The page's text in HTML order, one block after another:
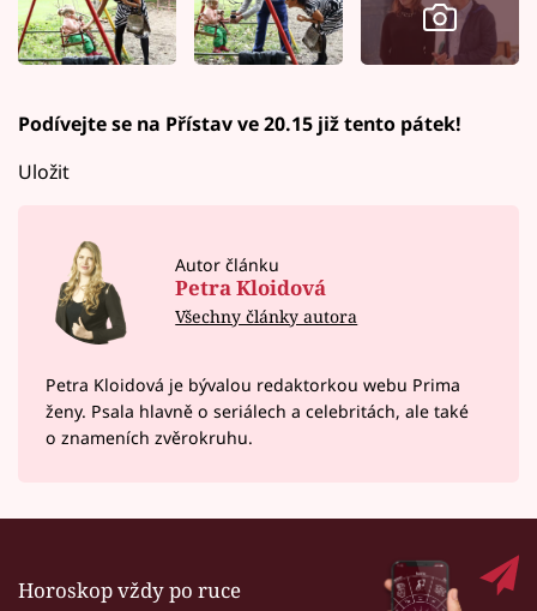
Podívejte se na Přístav ve 20.15 již tento pátek!
Uložit
Autor článku
Petra Kloidová
Všechny články autora
Petra Kloidová je bývalou redaktorkou webu Prima
ženy. Psala hlavně o seriálech a celebritách, ale také
o znameních zvěrokruhu.
Horoskop vždy po ruce